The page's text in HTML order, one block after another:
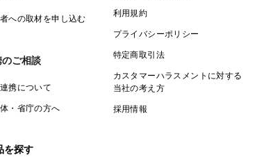
への取材を申し込む
のご相談
携について
・省庁の方へ
利用規約
プライバシーポリシー
特定商取引法
カスタマーハラスメントに対する
当社の考え方
採用情報
を探す